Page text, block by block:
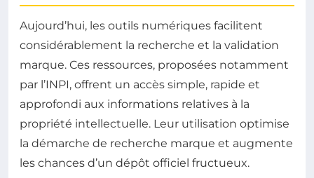
Aujourd’hui, les outils numériques facilitent
considérablement la recherche et la validation
marque. Ces ressources, proposées notamment
par l’INPI, offrent un accès simple, rapide et
approfondi aux informations relatives à la
propriété intellectuelle. Leur utilisation optimise
la démarche de recherche marque et augmente
les chances d’un dépôt officiel fructueux.